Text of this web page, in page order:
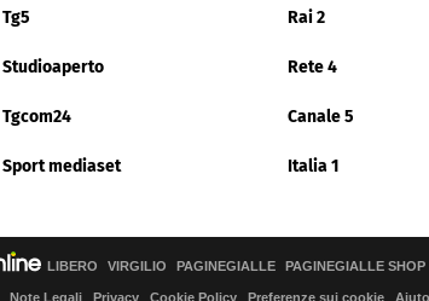
Tg5 Rai 2
Studioaperto Rete 4
Tgcom24 Canale 5
Sport mediaset Italia 1
LIBERO VIRGILIO PAGINEGIALLE PAGINEGIALLE SHOP
Note Legali Privacy Cookie Policy Preferenze sui cookie Aiuto